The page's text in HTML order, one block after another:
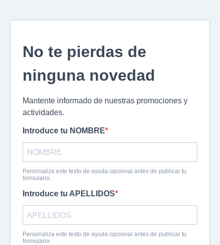
No te pierdas de
ninguna novedad
Mantente informado de nuestras promociones y
actividades.
Introduce tu NOMBRE
Personaliza este texto de ayuda opcional antes de publicar tu
formulario.
Introduce tu APELLIDOS
Personaliza este texto de ayuda opcional antes de publicar tu
formulario.